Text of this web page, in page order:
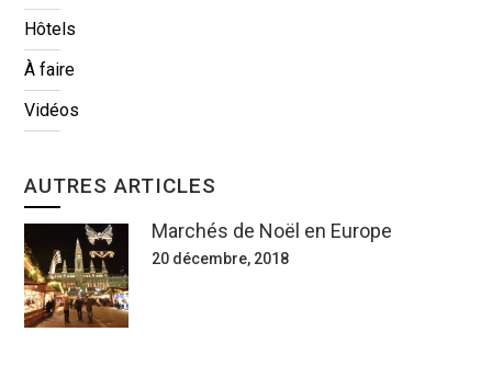
Hôtels
À faire
Vidéos
AUTRES ARTICLES
Marchés de Noël en Europe
20 décembre, 2018